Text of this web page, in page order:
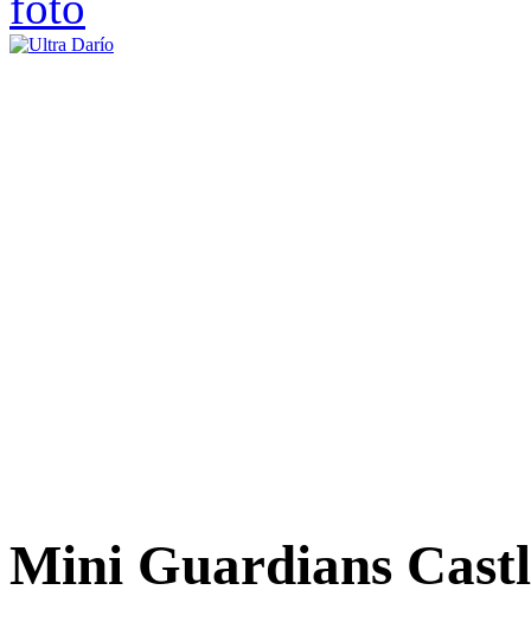
Mini Guardians